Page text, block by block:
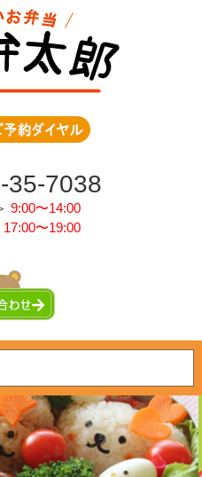
35-7038
9:00〜14:00
17:00〜19:00